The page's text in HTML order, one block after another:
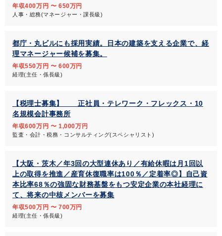
年収400万円 〜 650万円
人事・総務(マネージャー・課長級)
都庁・丸ビルにも採用実績。日本の建築を支える企業で、経
理マネージャー候補を募集。
年収550万円 〜 600万円
経理(主任・係長級)
【税理士募集】 正社員・テレワーク・フレックス・10
名規模会計事務所
年収600万円 〜 1,000万円
監査・会計・税務・コンサルティング(スペシャリスト)
【大阪・茨木／年3回の大型連休あり／有給休暇は月1回以
上の取得を推進／産育休復職率は100％／定着率◎】自己資
本比率68％の強固な財務基盤をもつ安定企業の本社経理に
て、将来の中核メンバーを募集
年収500万円 〜 700万円
経理(主任・係長級)